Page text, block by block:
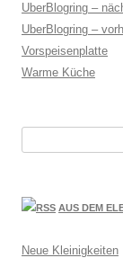
UberBlogring –
UberBlogring –
Vorspeisenplatte
Warme Küche
AUS DEM
Neue Kleinigkeiten